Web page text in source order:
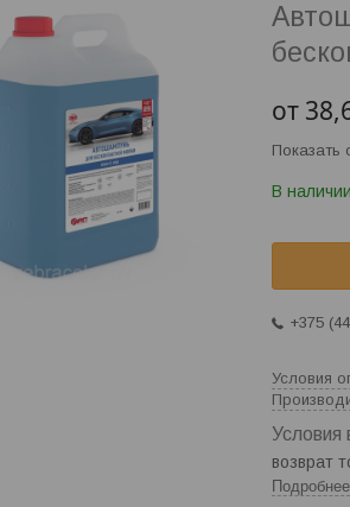
от
Показать
В наличии
+375
Условия
возврат
Подробнее